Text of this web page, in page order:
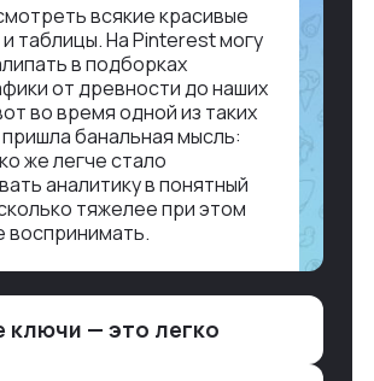
всякие красивые
таблицы. На Pinterest могу
в подборках
от древности до наших
во время одной из таких
банальная мысль:
же легче стало
аналитику в понятный
тяжелее при этом
воспринимать.
в разрезе нашей работы.
дашборд со всякой
лет 15 назад, нужно было:
ключи — это легко